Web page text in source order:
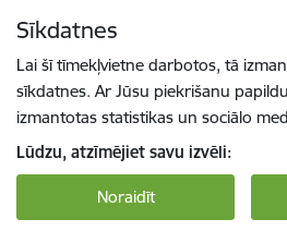
Sīkdatnes
Lai šī tīmekļvietne darbotos, tā
sīkdatnes. Ar Jūsu piekrišanu
izmantotas statistikas un sociālo
Lūdzu, atzīmējiet savu izvēli:
Noraidīt